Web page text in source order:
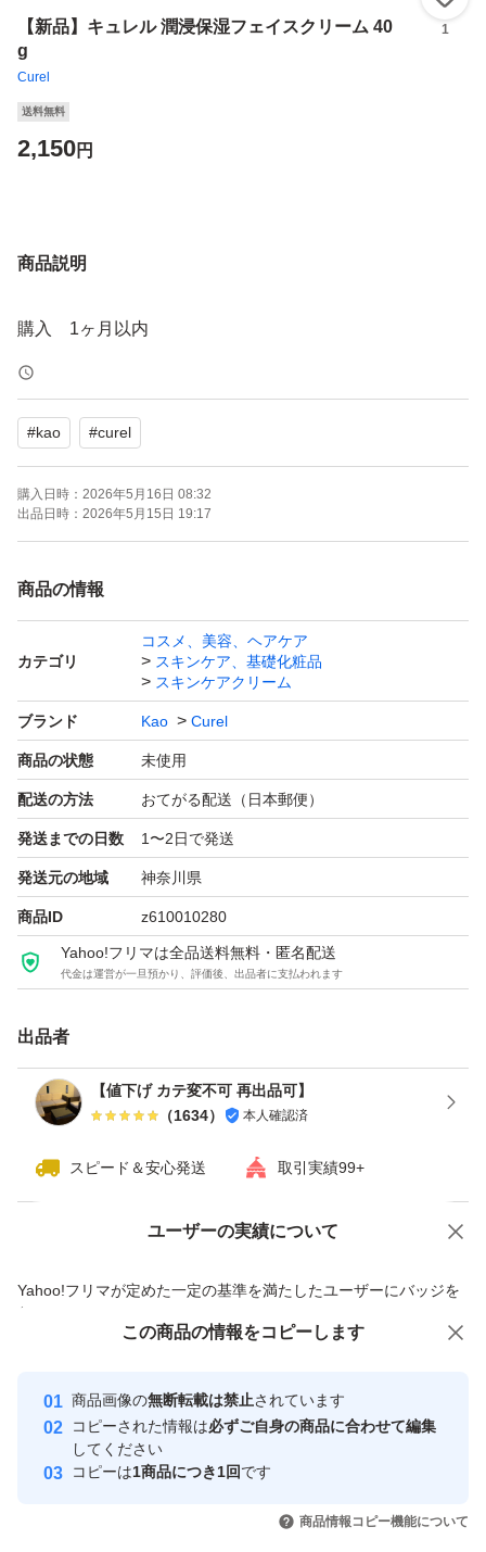
【新品】キュレル 潤浸保湿フェイスクリーム 40
g
Curel
1
送料無料
2,150円
商品説明
購入 1ヶ月以内
#kao #curel
購入日時： 2026年5月16日 08:32
出品日時： 2026年5月15日 19:17
商品の情報
カテゴリ
コスメ、美容、ヘアケア
スキンケア、基礎化粧品
スキンケアクリーム
ブランド Kao Curel
商品の状態 未使用
配送の方法 おてがる配送（日本郵便）
発送までの日数 1〜2日で発送
発送元の地域 神奈川県
商品ID z610010280
Yahoo!フリマは全品送料無料・匿名配送
代金は運営が一旦預かり、評価後、出品者に支払われます
出品者
【値下げ カテ変不可 再出品可】
（1634） 本人確認済
スピード＆安心発送 取引実績99+
ユーザーの実績について
Yahoo!フリマが定めた一定の基準を満たしたユーザーにバッジを
付与しています
安心取引出品者
心・安全なユーザーです
取引実績
引を完了させた実績があります
価格の相談 商品への質問
この商品の情報をコピーします
商品画像の無断転載は禁止されています
コピーされた情報は必ずご自身の商品に合わせて編集
してください
コピーは1商品につき1回です
商品情報コピー機能について
この商品をみている人にオススメ